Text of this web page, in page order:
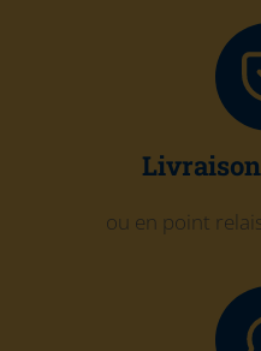
ou en point